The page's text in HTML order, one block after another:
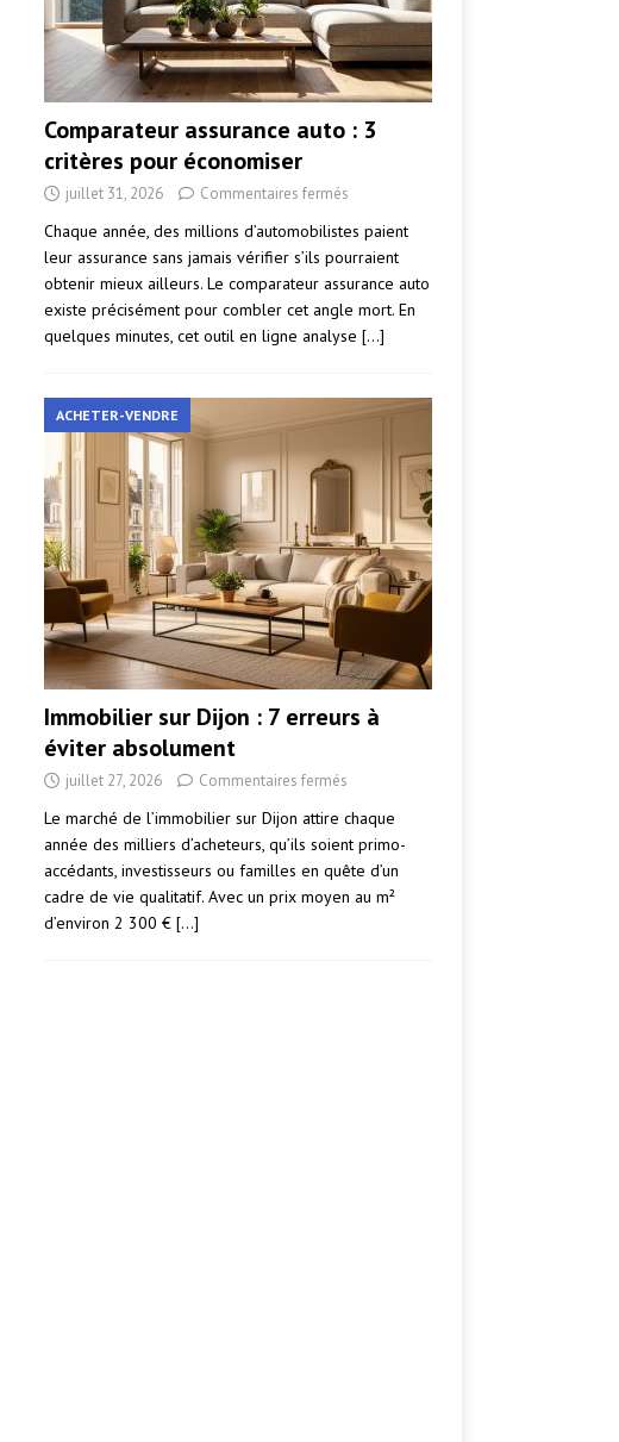
Comparateur assurance auto : 3
critères pour économiser
juillet 31, 2026 Commentaires fermés
Chaque année, des millions d’automobilistes paient
leur assurance sans jamais vérifier s’ils pourraient
obtenir mieux ailleurs. Le comparateur assurance auto
existe précisément pour combler cet angle mort. En
quelques minutes, cet outil en ligne analyse […]
ACHETER-VENDRE
Immobilier sur Dijon : 7 erreurs à
éviter absolument
juillet 27, 2026 Commentaires fermés
Le marché de l’immobilier sur Dijon attire chaque
année des milliers d’acheteurs, qu’ils soient primo-
accédants, investisseurs ou familles en quête d’un
cadre de vie qualitatif. Avec un prix moyen au m²
d’environ 2 300 € […]